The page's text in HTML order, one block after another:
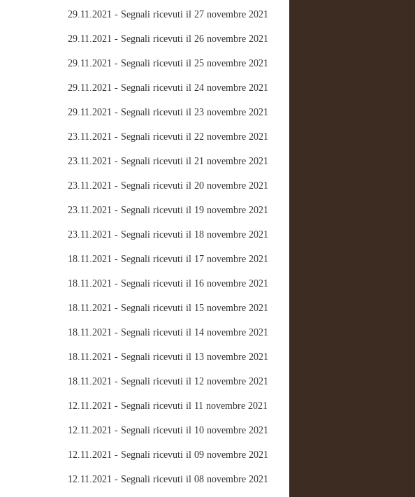
29.11.2021 - Segnali ricevuti il 27 novembre 2021
29.11.2021 - Segnali ricevuti il 26 novembre 2021
29.11.2021 - Segnali ricevuti il 25 novembre 2021
29.11.2021 - Segnali ricevuti il 24 novembre 2021
29.11.2021 - Segnali ricevuti il 23 novembre 2021
23.11.2021 - Segnali ricevuti il 22 novembre 2021
23.11.2021 - Segnali ricevuti il 21 novembre 2021
23.11.2021 - Segnali ricevuti il 20 novembre 2021
23.11.2021 - Segnali ricevuti il 19 novembre 2021
23.11.2021 - Segnali ricevuti il 18 novembre 2021
18.11.2021 - Segnali ricevuti il 17 novembre 2021
18.11.2021 - Segnali ricevuti il 16 novembre 2021
18.11.2021 - Segnali ricevuti il 15 novembre 2021
18.11.2021 - Segnali ricevuti il 14 novembre 2021
18.11.2021 - Segnali ricevuti il 13 novembre 2021
18.11.2021 - Segnali ricevuti il 12 novembre 2021
12.11.2021 - Segnali ricevuti il 11 novembre 2021
12.11.2021 - Segnali ricevuti il 10 novembre 2021
12.11.2021 - Segnali ricevuti il 09 novembre 2021
12.11.2021 - Segnali ricevuti il 08 novembre 2021